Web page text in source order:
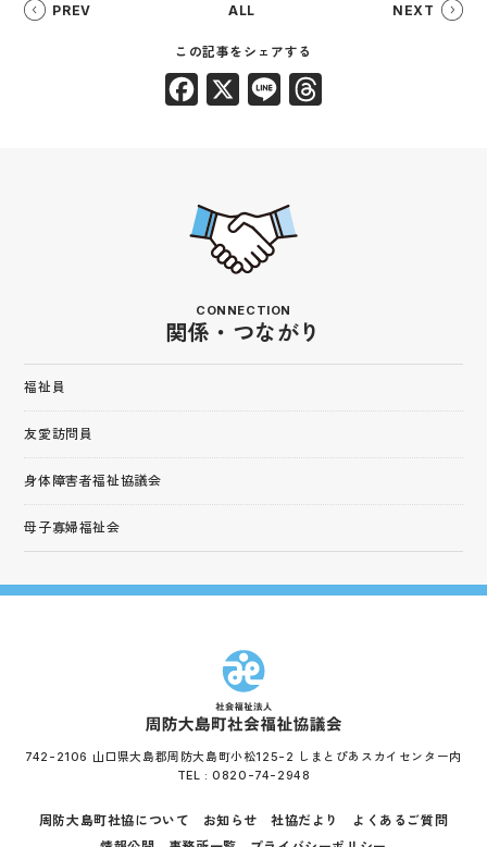
PREV ALL NEXT
Facebook
X Line
関係・つながり
CONNECTION
福祉員
友愛訪問員
身体障害者福祉協議会
母子寡婦福祉会
742-2106 山口県大島郡周防大島町小松125-2 しまとぴあスカイセンター内
TEL :0820-74-2948
周防大島町社協について お知らせ 社協だより
よくあるご質問